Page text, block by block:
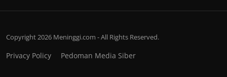
Copyright 2026 Meninggi.com - All Rights Reserved.
Privacy Policy Pedoman Media Siber